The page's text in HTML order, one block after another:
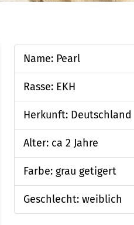
Name: Pearl
Rasse: EKH
Herkunft: Deutschland
Alter: ca 2 Jahre
Farbe: grau getigert
Geschlecht: weiblich